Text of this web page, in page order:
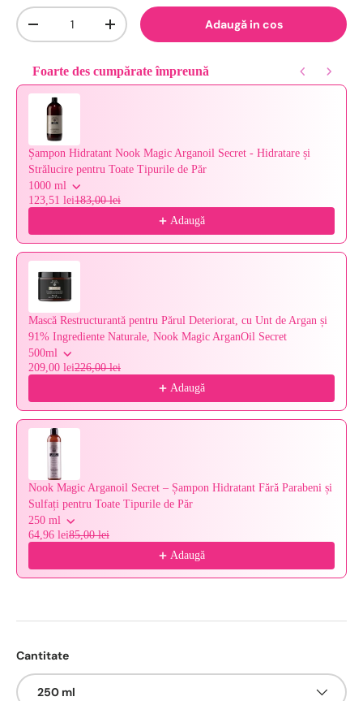
Cantitate
-
+ Adaugă in cos
Foarte des cumpărate împreună
Use the Previous and Next buttons to navigate through product
Șampon Hidratant Nook Magic Arganoil Secret - Hidratare și
Strălucire pentru Toate Tipurile de Păr
1000 ml
123,51 lei183,00 lei
Adaugă
Mască Restructurantă pentru Părul Deteriorat, cu Unt de Argan și
91% Ingrediente Naturale, Nook Magic ArganOil Secret
500ml
209,00 lei226,00 lei
Adaugă
Nook Magic Arganoil Secret – Șampon Hidratant Fără Parabeni și
Sulfați pentru Toate Tipurile de Păr
250 ml
64,96 lei85,00 lei
Adaugă
Cantitate
250 ml